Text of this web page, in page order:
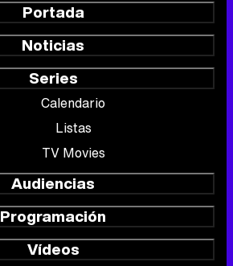
Portada
Noticias
Series
Calendario
Listas
TV Movies
Audiencias
Programación
Vídeos